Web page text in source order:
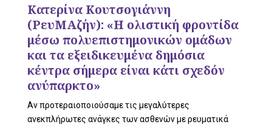
Κατερίνα Κουτσογιάννη
(ΡευΜΑζήν): «Η ολιστική φροντίδα
μέσω πολυεπιστημονικών ομάδων
και τα εξειδικευμένα δημόσια
κέντρα σήμερα είναι κάτι σχεδόν
ανύπαρκτο»
Αν προτεραιοποιούσαμε τις μεγαλύτερες
ανεκπλήρωτες ανάγκες των ασθενών με ρευματικά